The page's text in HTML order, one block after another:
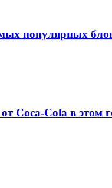
популярных
Coca-Cola в этом